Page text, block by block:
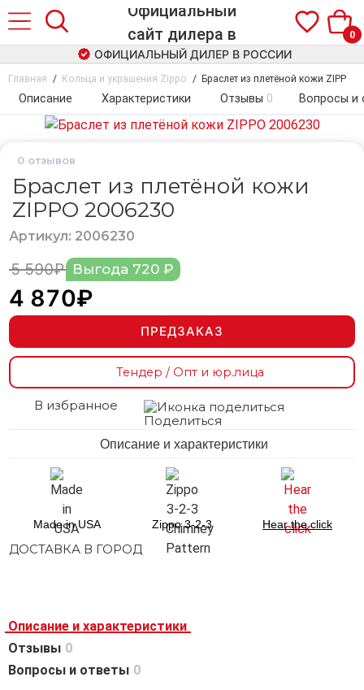
0
ОФИЦИАЛЬНЫЙ ДИЛЕР В РОССИИ
Главная Кольца и украшения Zippo Браслет из плетёной кожи ZIPPO
Описание Характеристики Отзывы 0 Вопросы и
0 отзывов
Браслет из плетёной кожи
ZIPPO 2006230
Артикул: 2006230
5 590₽ Выгода 720 ₽
4 870₽
ПРЕДЗАКАЗ
Тендер / Опт и юр.лица
В избранное
Поделиться
Описание и характеристики
Made in USA Zippo 3-2-3 Hear the click
ДОСТАВКА В ГОРОД
Описание и характеристики
Отзывы 0
Вопросы и ответы 0